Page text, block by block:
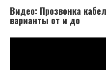
Видео: Прозвонка
варианты от и до